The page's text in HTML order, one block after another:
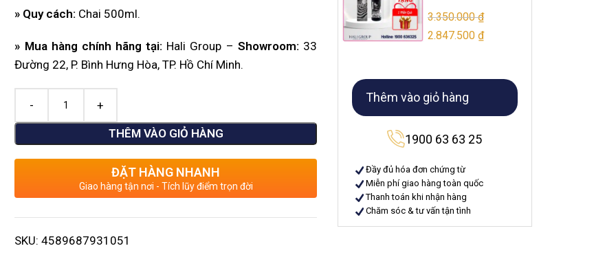
» Quy cách: Chai 500ml.
» Mua hàng chính hãng tại: Hali Group – Showroom: 33
Đường 22, P. Bình Hưng Hòa, TP. Hồ Chí Minh.
THÊM VÀO GIỎ HÀNG
ĐẶT HÀNG NHANH
Giao hàng tận nơi - Tích lũy điểm trọn đời
SKU:4589687931051
3.350.000₫
2.847.500 ₫
Thêm vào giỏ hàng
1900 63 63 25
Đầy đủ hóa đơn chứng từ
Miễn phí giao hàng toàn quốc
Thanh toán khi nhận hàng
Chăm sóc & tư vấn tận tình